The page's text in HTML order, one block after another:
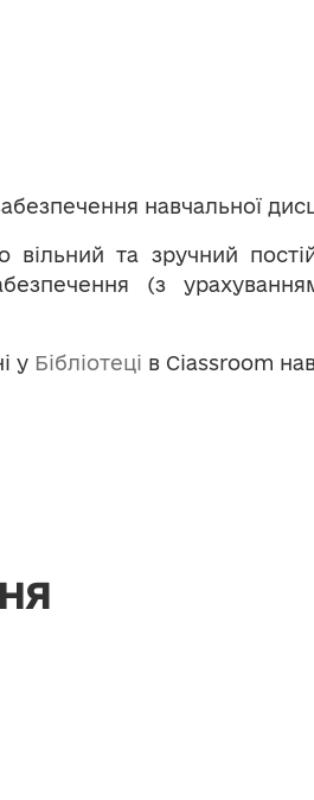
навчальної
вільний та зручний
(з
у Бібліотеці в Ciassroom